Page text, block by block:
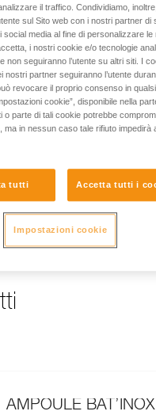
da 14 mm (confezione da
alle rocce tenere.
che facilita la posa e la
inossidabile forgiato
25 kN
EN 959, UIAA
notice-BAT-INOX-2
AMPOULE BAT’INOX
il traffico. Condividiamo,
sul Sito web con i nostri partner di
social media al fine di personalizzare le
i nostri cookie e/o tecnologie
non seguiranno l’utente su altri siti. I
nostri partner seguiranno l’utente
revocare il proprio consenso in
cookie”, disponibile nella
o parte di tali cookie potrebbe
ma in nessun caso tale rifiuto impedirà
tutti Accetta tutti i
Impostazioni cookie